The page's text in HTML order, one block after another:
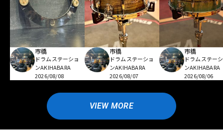
市橋
ドラムステーショ
ンAKIHABARA
2026/08/08
市橋
ドラムステーショ
ンAKIHABARA
2026/08/07
市橋
ドラムステー
ンAKIHABARA
2026/08/06
VIEW MORE